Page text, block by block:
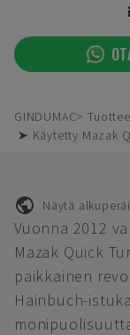
GINDUMAC
➤ Käytetty Mazak
Näytä
Vuonna 2012
Mazak Quick
paikkainen
Hainbuch-